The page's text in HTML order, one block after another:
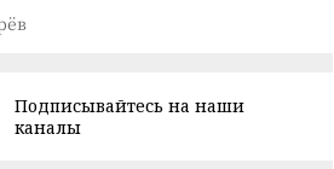
Подписывайтесь на наши
каналы